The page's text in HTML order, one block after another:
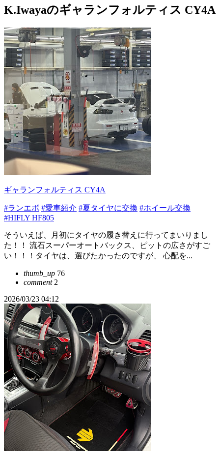
K.Iwayaのギャランフォルティス CY4A
ギャランフォルティス CY4A
#ランエボ #愛車紹介 #夏タイヤに交換 #ホイール交換
#HIFLY HF805
そういえば、月初にタイヤの履き替えに行ってまいりまし
た！！ 流石スーパーオートバックス、ピットの広さがすご
い！！！タイヤは、選びたかったのですが、 心配を...
thumb_up 76
comment2
2026/03/23 04:12